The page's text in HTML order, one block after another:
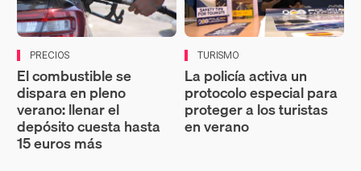
PRECIOS
El combustible se
dispara en pleno
verano: llenar el
depósito cuesta hasta
15 euros más
TURISMO
La policía activa un
protocolo especial para
proteger a los turistas
en verano